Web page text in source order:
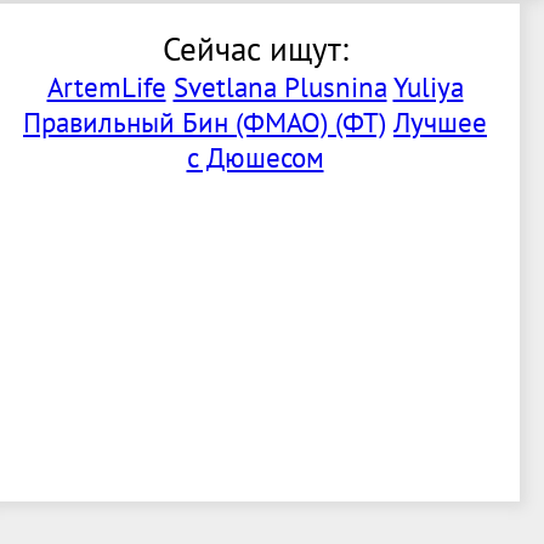
Сейчас ищут:
ArtemLife Svetlana Plusnina Yuliya
Правильный Бин (ФМАО) (ФТ) Лучшее
с Дюшесом